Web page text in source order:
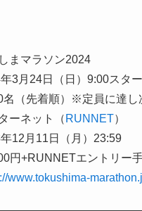
まマラソン2024
3月24日（日）9:00スタ
名（先着順）※定員に達し
ーネット（ RUNNET）
12月11日（月）23:59
円+RUNNETエントリー
www.tokushima-